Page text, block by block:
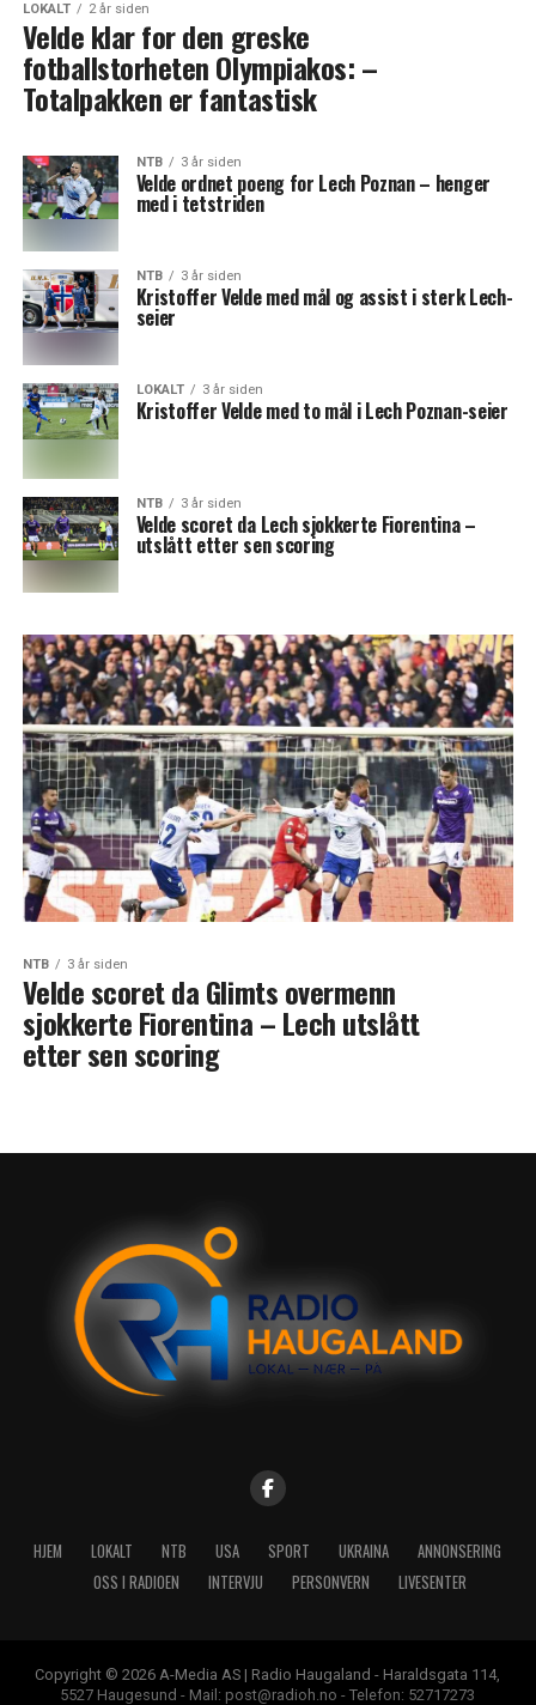
LOKALT 2 år siden
Velde klar for den greske
fotballstorheten Olympiakos: –
Totalpakken er fantastisk
NTB 3 år siden
Velde ordnet poeng for Lech Poznan – henger
med i tetstriden
NTB 3 år siden
Kristoffer Velde med mål og assist i sterk Lech-
seier
LOKALT 3 år siden
Kristoffer Velde med to mål i Lech Poznan-seier
NTB 3 år siden
Velde scoret da Lech sjokkerte Fiorentina –
utslått etter sen scoring
NTB 3 år siden
Velde scoret da Glimts overmenn
sjokkerte Fiorentina – Lech utslått
etter sen scoring
HJEM LOKALT NTB USA SPORT UKRAINA
ANNONSERING
OSS I RADIOEN
INTERVJU PERSONVERN LIVESENTER
Copyright © 2026 A-Media AS | Radio Haugaland - Haraldsgata 114,
5527 Haugesund - Mail: post@radioh.no - Telefon: 52717273